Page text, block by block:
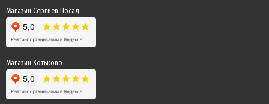
Магазин Сергиев Посад
Магазин Хотьково